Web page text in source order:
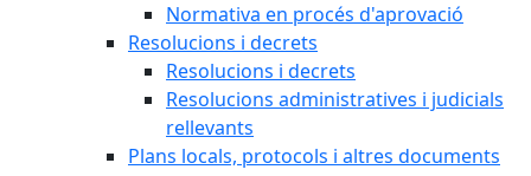
Normativa en procés d'aprovació
Resolucions i decrets
Resolucions i decrets
Resolucions administratives i judicials
rellevants
Plans locals, protocols i altres documents